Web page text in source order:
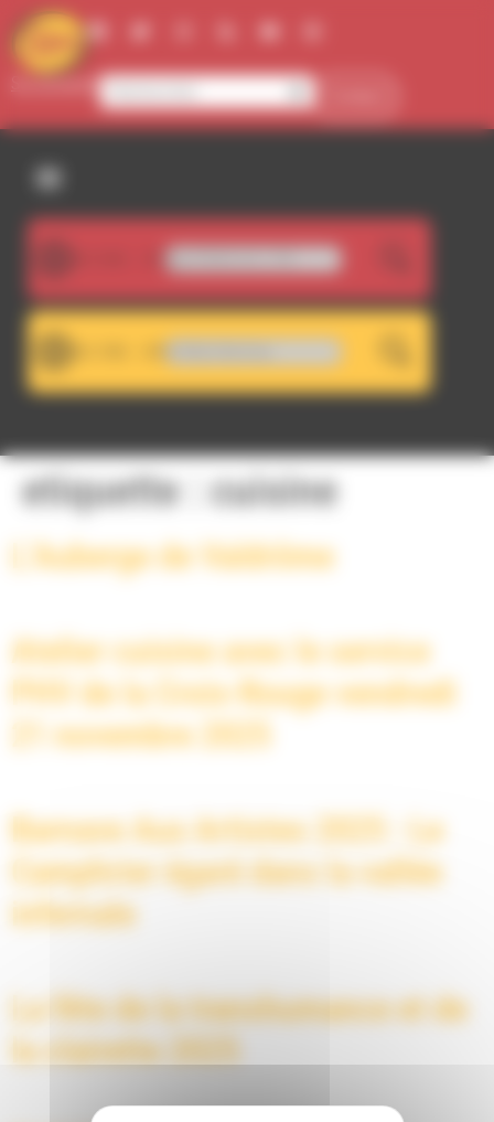
Se connecter
etiquette : cuisine
L’Auberge de Valdrôme
Atelier cuisine avec le service
PHV de la Croix-Rouge vendredi
21 novembre 2025
Barnave Aux Artistes 2025 : Le
Camphrier égaré dans la vallée
infernale
La fête de la transhumance et de
la clairette 2025
Panneau de gestion des cookies